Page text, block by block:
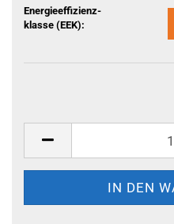
Energieeffizienz-
klasse (EEK):